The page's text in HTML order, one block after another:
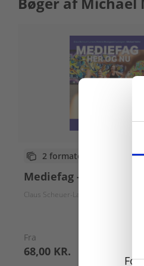
2 formater
Mediefag - her og nu
Claus Scheuer-Larsen Malene
Fra
68,00 KR.